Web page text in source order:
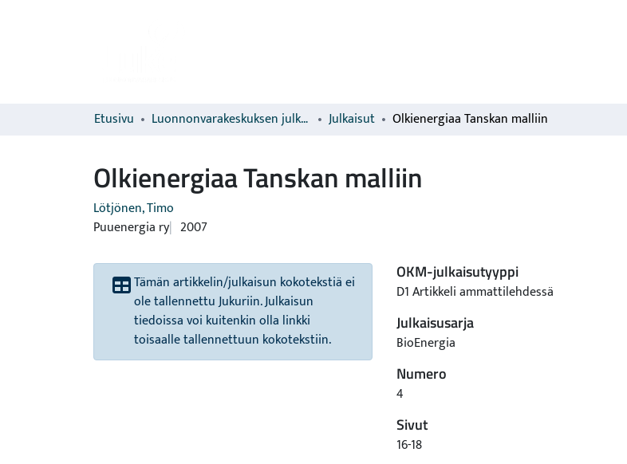
Etusivu Luonnonvarakeskuksen julkaisut Julkaisut Olkienergiaa Tanskan malliin
Olkienergiaa Tanskan malliin
Lötjönen, Timo
Puuenergia ry 2007
Tämän artikkelin/julkaisun kokotekstiä ei
ole tallennettu Jukuriin. Julkaisun
tiedoissa voi kuitenkin olla linkki
toisaalle tallennettuun kokotekstiin.
OKM-julkaisutyyppi
D1 Artikkeli ammattilehdessä
Julkaisusarja
BioEnergia
Numero
4
Sivut
16-18